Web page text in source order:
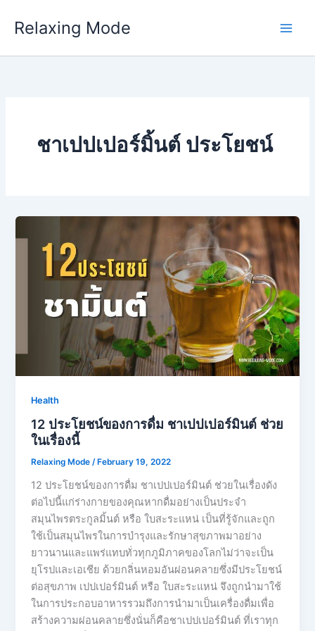
Relaxing Mode
ชาเปปเปอร์มิ้นต์ ประโยชน์
Health
12 ประโยชน์ของการดื่ม ชาเปปเปอร์มินต์ ช่วย
ในเรื่องนี้
Relaxing Mode/ February 19, 2022
12 ประโยชน์ของการดื่ม ชาเปปเปอร์มินต์ ช่วยในเรื่องดัง
ต่อไปนี้แก่ร่างกายของคุณหากดื่มอย่างเป็นประจำ
สมุนไพรตระกูลมิ้นต์ หรือ ใบสะระแหน่ เป็นที่รู้จักและถูก
ใช้เป็นสมุนไพรในการบำรุงและรักษาสุขภาพมาอย่าง
ยาวนานและแพร่แทบทั่วทุกภูมิภาคของโลกไม่ว่าจะเป็น
ยุโรปและเอเชีย ด้วยกลิ่นหอมอันผ่อนคลายซึ่งมีประโยชน์
ต่อสุขภาพ เปปเปอร์มินต์ หรือ ใบสะระแหน่ จึงถูกนำมาใช้
ในการประกอบอาหารรวมถึงการนำมาเป็นเครื่องดื่มเพื่อ
สร้างความผ่อนคลายซึ่งนั่นก็คือชาเปปเปอร์มินต์ ที่เราทุก